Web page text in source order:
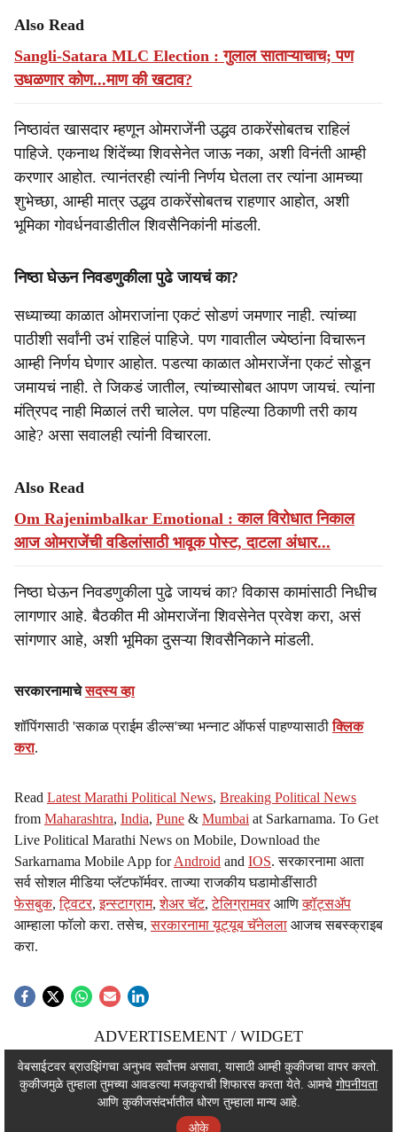
Also Read
Sangli-Satara MLC Election : गुलाल साताऱ्याचाच; पण
उधळणार कोण...माण की खटाव?
निष्ठावंत खासदार म्हणून ओमराजेंनी उद्धव ठाकरेंसोबतच राहिलं
पाहिजे. एकनाथ शिंदेंच्या शिवसेनेत जाऊ नका, अशी विनंती आम्ही
करणार आहोत. त्यानंतरही त्यांनी निर्णय घेतला तर त्यांना आमच्या
शुभेच्छा, आम्ही मात्र उद्धव ठाकरेंसोबतच राहणार आहोत, अशी
भूमिका गोवर्धनवाडीतील शिवसैनिकांनी मांडली.
निष्ठा घेऊन निवडणुकीला पुढे जायचं का?
सध्याच्या काळात ओमराजांना एकटं सोडणं जमणार नाही. त्यांच्या
पाठीशी सर्वांनी उभं राहिलं पाहिजे. पण गावातील ज्येष्ठांना विचारून
आम्ही निर्णय घेणार आहोत. पडत्या काळात ओमराजेंना एकटं सोडून
जमायचं नाही. ते जिकडं जातील, त्यांच्यासोबत आपण जायचं. त्यांना
मंत्रिपद नाही मिळालं तरी चालेल. पण पहिल्या ठिकाणी तरी काय
आहे? असा सवालही त्यांनी विचारला.
Also Read
Om Rajenimbalkar Emotional : काल विरोधात निकाल
आज ओमराजेंची वडिलांसाठी भावूक पोस्ट, दाटला अंधार...
निष्ठा घेऊन निवडणुकीला पुढे जायचं का? विकास कामांसाठी निधीच
लागणार आहे. बैठकीत मी ओमराजेंना शिवसेनेत प्रवेश करा, असं
सांगणार आहे, अशी भूमिका दुसऱ्या शिवसैनिकाने मांडली.
सरकारनामाचेसदस्य व्हा
शॉपिंगसाठी 'सकाळ प्राईम डील्स'च्या भन्नाट ऑफर्स पाहण्यासाठीक्लिक
करा.
Read Latest Marathi Political News, Breaking Political News
from Maharashtra, India, Pune & Mumbai at Sarkarnama. To Get
Live Political Marathi News on Mobile, Download the
Sarkarnama Mobile App forAndroid and IOS. सरकारनामा आता
सर्व सोशल मीडिया प्लॅटफॉर्मवर. ताज्या राजकीय घडामोडींसाठी
फेसबुक,ट्विटर,इन्स्टाग्राम,शेअर चॅट,टेलिग्रामवर आणिव्हॉट्सॲप
आम्हाला फॉलो करा. तसेच,सरकारनामा यूट्यूब चॅनेलला आजच सबस्क्राइब
करा.
ADVERTISEMENT / WIDGET
ADVERTISEMENT / WIDGET
ADVERTISEMENT / WIDGET
वेबसाईटवर ब्राउझिंगचा अनुभव सर्वोत्तम असावा, यासाठी आम्ही कुकीजचा वापर करतो.
कुकीजमुळे तुम्हाला तुमच्या आवडत्या मजकुराची शिफारस करता येते. आमचे गोपनीयता
आणि कुकीजसंदर्भातील धोरण तुम्हाला मान्य आहे.
ओके